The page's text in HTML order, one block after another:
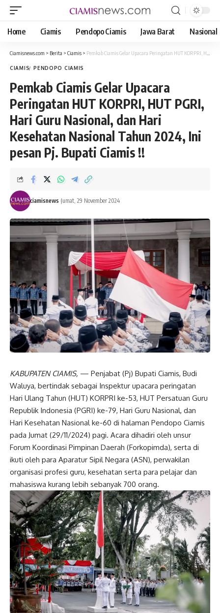
Home Ciamis Pendopo Ciamis Jawa Barat Nasional
Ciamisnews.com > Berita > Ciamis > Pemkab Ciamis Gelar Upacara Peringatan HUT KORPRI, HUT PGRI, Hari Guru Nasional, dan Hari Kesehatan Nasional Tahun 2024, Ini pesan Pj. Bupati Ciamis !!
CIAMIS PENDOPO CIAMIS
Pemkab Ciamis Gelar Upacara
Peringatan HUT KORPRI, HUT PGRI,
Hari Guru Nasional, dan Hari
Kesehatan Nasional Tahun 2024, Ini
pesan Pj. Bupati Ciamis !!
ciamisnews Jumat, 29 November 2024
KABUPATEN CIAMIS, — Penjabat (Pj) Bupati Ciamis, Budi
Waluya, bertindak sebagai Inspektur upacara peringatan
Hari Ulang Tahun (HUT) KORPRI ke-53, HUT Persatuan Guru
Republik Indonesia (PGRI) ke-79, Hari Guru Nasional, dan
Hari Kesehatan Nasional ke-60 di halaman Pendopo Ciamis
pada Jumat (29/11/2024) pagi. Acara dihadiri oleh unsur
Forum Koordinasi Pimpinan Daerah (Forkopimda), serta di
ikuti oleh para Aparatur Sipil Negara (ASN), perwakilan
organisasi profesi guru, kesehatan serta para pelajar dan
mahasiswa kurang lebih sebanyak 700 orang.